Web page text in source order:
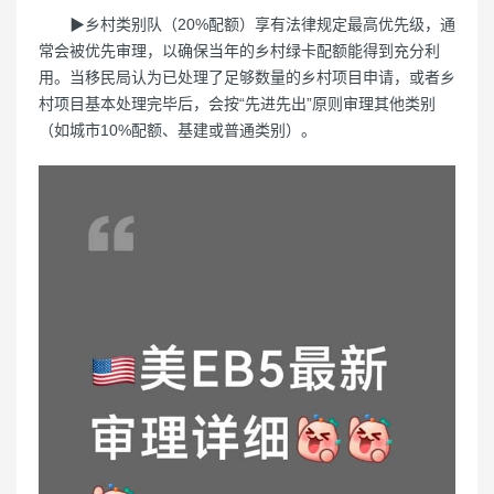
▶乡村类别队（20%配额）享有法律规定最高优先级，通
常会被优先审理，以确保当年的乡村绿卡配额能得到充分利
用。当移民局认为已处理了足够数量的乡村项目申请，或者乡
村项目基本处理完毕后，会按“先进先出”原则审理其他类别
（如城市10%配额、基建或普通类别）。